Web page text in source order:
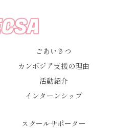
ごあいさつ
カンボジア支援の理由
活動紹介
インターンシップ
スクールサポーター